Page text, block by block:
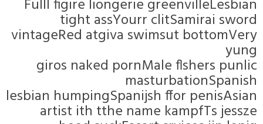
Fulll
giros
lesbian
artist